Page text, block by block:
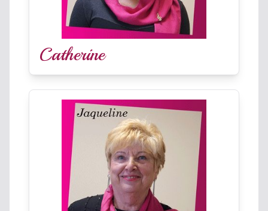
Catherine